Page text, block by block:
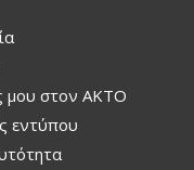
μου στον ΑΚΤΟ
εντύπου